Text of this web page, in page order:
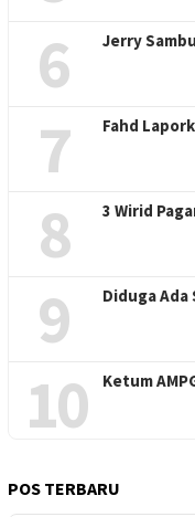
6 Jerry
7 Fahd
8 3 Wirid
9 Diduga
10 Ketum
POS TERBARU